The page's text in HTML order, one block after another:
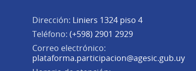
Dirección: Liniers 1324 piso 4
Teléfono: (+598) 2901 2929
Correo electrónico:
plataforma.participacion@agesic.gub.uy